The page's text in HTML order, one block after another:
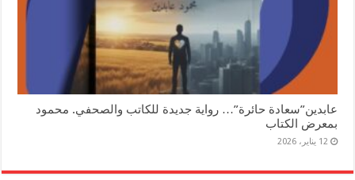
عابدين”سعادة حائرة”… رواية جديدة للكاتب والصحفي. محمود
بمعرض الكتاب
12 يناير، 2026